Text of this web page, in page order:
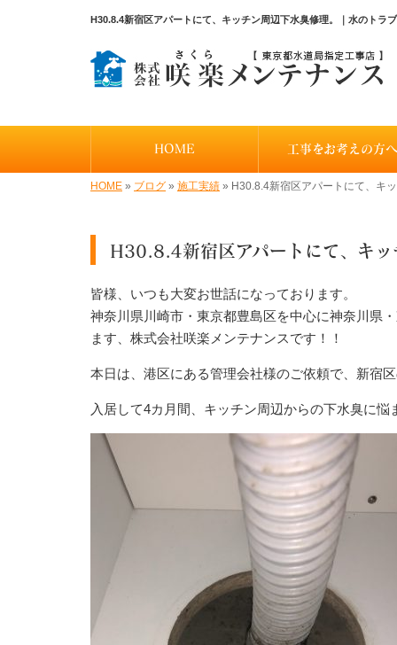
H30.8.4新宿区アパートにて、キッチン周辺下水臭修理。｜水のトラ
HOME 工事をお考えの方へ
HOME » ブログ » 施工実績 » H30.8.4新宿区アパートにて、キ
H30.8.4新宿区アパートにて、キッ
皆様、いつも大変お世話になっております。
神奈川県川崎市・東京都豊島区を中心に神奈川県
ます、株式会社咲楽メンテナンスです！！
本日は、港区にある管理会社様のご依頼で、新宿
入居して4カ月間、キッチン周辺からの下水臭に悩